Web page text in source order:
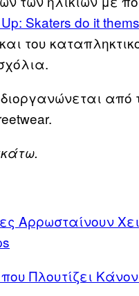
Skaters do it
του
από
Αρρωσταίνουν
Πλουτίζει